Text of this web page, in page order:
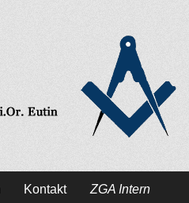
Kontakt ZGA Intern